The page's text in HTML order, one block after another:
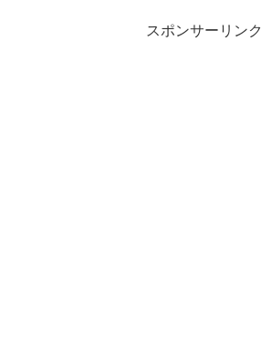
スポンサーリンク